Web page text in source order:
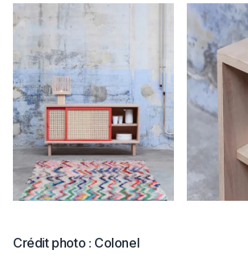
Crédit photo : Colonel